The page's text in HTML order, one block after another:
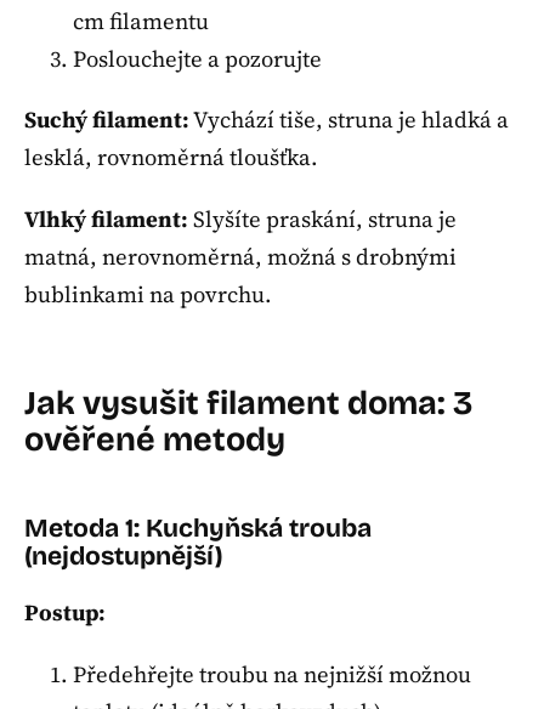
cm filamentu
Poslouchejte a pozorujte
Suchý filament:Vychází tiše, struna je hladká a
lesklá, rovnoměrná tloušťka.
Vlhký filament: Slyšíte praskání, struna je
matná, nerovnoměrná, možná s drobnými
bublinkami na povrchu.
Jak vysušit filament doma: 3
ověřené metody
Metoda 1: Kuchyňská trouba
(nejdostupnější)
Postup:
Předehřejte troubu na nejnižší možnou